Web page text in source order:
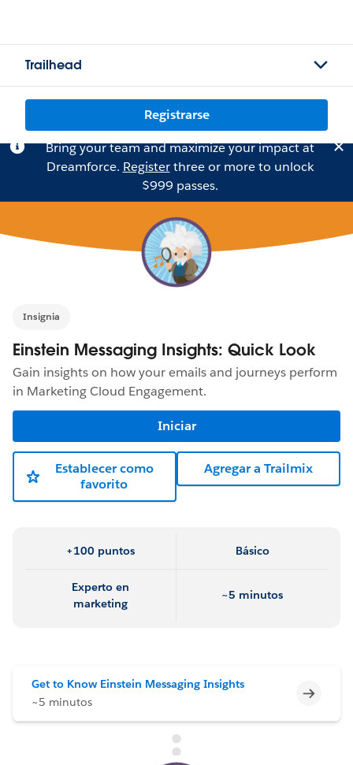
Trailhead
Registrarse
Bring your team and maximize your impact at
Dreamforce. Registerthree or more to unlock
$999 passes.
Insignia
Einstein Messaging Insights: Quick Look
Gain insights on how your emails and journeys perform
in Marketing Cloud Engagement.
Iniciar
Establecer como
favorito
Agregar a Trailmix
+100 puntos Básico
Experto en
marketing
~5 minutos
Get to Know Einstein Messaging Insights
~5 minutos